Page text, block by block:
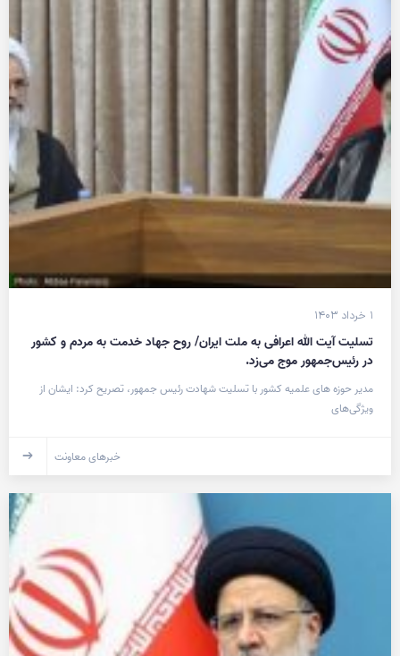
۱ خرداد ۱۴۰۳
تسلیت آیت الله اعرافی به ملت ایران/ روح جهاد خدمت به مردم و کشور
در رئیس‌جمهور موج می‌زد.
مدیر حوزه های علمیه کشور با تسلیت شهادت رئیس جمهور، تصریح کرد: ایشان از
ویژگی‌های
خبرهای معاونت